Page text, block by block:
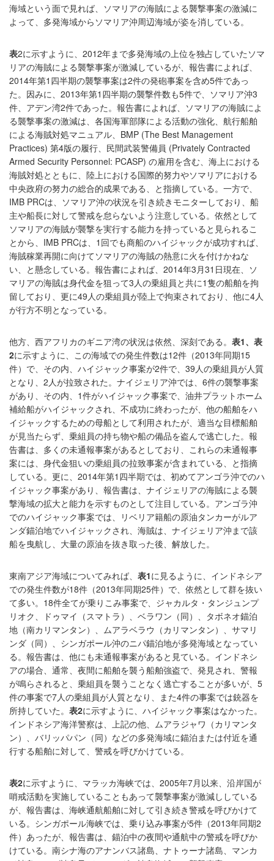
海域という面で見れば、ソマリアの海賊による襲撃事案の激減に
よって、多発海域からソマリア沖周辺海域が姿を消している。
表2に示すように、2012年まで多発海域の上位を独占していたソマ
リアの海賊による襲撃事案が激減しているが、報告書によれば、
2014年第1四半期の襲撃事案は2件の発砲事案を含め5件であっ
た。因みに、2013年第1四半期の襲撃件数も5件で、ソマリア沖3
件、アデン湾2件であった。報告書によれば、ソマリアの海賊によ
る襲撃事案の激減は、各国海軍部隊による活動の強化、航行船舶
による海賊対処マニュアル、BMP (The Best Management
Practices) 第4版の履行、民間武装警備員 (Privately Contracted
Armed Security Personnel: PCASP) の雇用を含む、海上における
海賊対処とともに、陸上における国際的努力やソマリアにおける
中央政府の努力の総合的成果である、と指摘している。一方で、
IMB PRCは、ソマリア沖の状況を引き続きモニターしており、船
主や船長に対して警戒を怠らないよう注意している。依然として
ソマリアの海賊が襲撃を実行する能力を持っていると見られるこ
とから、IMB PRCは、1回でも商船のハイジャックが成功すれば、
海賊稼業再開に向けてソマリアの海賊の熱意に火を付けかねな
い、と懸念している。報告書によれば、2014年3月31日現在、ソ
マリアの海賊は身代金を狙って3人の乗組員と共に1隻の船舶を拘
留しており、更に49人の乗組員が陸上で拘束されており、他に4人
が行方不明となっている。
他方、西アフリカのギニア湾の状況は依然、深刻である。 表1、表
2に示すように、この海域での発生件数は12件（2013年同期15
件）で、その内、ハイジャック事案が2件で、39人の乗組員が人質
となり、2人が拉致された。ナイジェリア沖では、6件の襲撃事案
があり、その内、1件がハイジャック事案で、油井プラットホーム
補給船がハイジャックされ、不成功に終わったが、他の船舶をハ
イジャックするための母船として利用されたが、適当な目標船舶
が見当たらず、乗組員の持ち物や船の備品を盗んで逃亡した。報
告書は、多くの未通報事案があるとしており、これらの未通報事
案には、身代金狙いの乗組員の拉致事案が含まれている、と指摘
している。更に、2014年第1四半期では、初めてアンゴラ沖でのハ
イジャック事案があり、報告書は、ナイジェリアの海賊による襲
撃海域の拡大と能力を示すものとして注目している。アンゴラ沖
でのハイジャック事案では、リベリア籍船の原油タンカーがルア
ンダ錨泊地でハイジャックされ、海賊は、ナイジェリア沖まで該
船を曳航し、大量の原油を抜き取った後、解放した。
東南アジア海域についてみれば、 表1に見るように、インドネシア
での発生件数が18件（2013年同期25件）で、依然として群を抜い
て多い。18件全てが乗りこみ事案で、ジャカルタ・タンジュンプ
リオク、ドゥマイ（スマトラ）、ベラワン（同）、タボネオ錨泊
地（南カリマンタン）、ムアラベラウ（カリマンタン）、サマリ
ンダ（同）、シンガポール沖のニパ錨泊地が多発海域となってい
る。報告書は、他にも未通報事案があると見ている。インドネシ
アの場合、通常、夜間に船舶を襲う船舶強盗で、発見され、警報
が鳴らされると、乗組員を襲うことなく逃亡することが多いが、5
件の事案で7人の乗組員が人質となり、また4件の事案では銃器を
所持していた。 表2に示すように、ハイジャック事案はなかった。
インドネシア海洋警察は、上記の他、ムアラジャワ（カリマンタ
ン）、バリッパパン（同）などの多発海域に錨泊または付近を通
行する船舶に対して、警戒を呼びかけている。
表2に示すように、マラッカ海峡では、2005年7月以来、沿岸国が
哨戒活動を実施していることもあって襲撃事案が激減ししている
が、報告書は、海峡通航船舶に対して引き続き警戒を呼びかけて
いる。シンガポール海峡では、乗り込み事案が5件（2013年同期2
件）あったが、報告書は、錨泊中の夜間や通航中の警戒を呼びか
けている。南シナ海のアナンバス諸島、ナトゥーナ諸島、マンカ